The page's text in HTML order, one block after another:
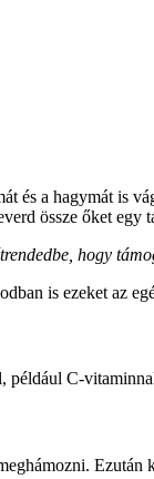
és a hagymát
össze őket
hogy
is ezeket az
C-